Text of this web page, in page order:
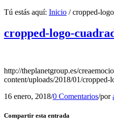
Tú estás aquí: Inicio / cropped-
cropped-logo-
http://theplanetgroup.es/
content/uploads/2018/01/cropped-
16 enero, 2018/0 Comentarios/por
Compartir esta entrada